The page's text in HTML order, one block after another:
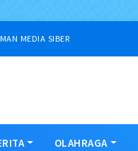
MEDIA SIBER
OLAHRAGA